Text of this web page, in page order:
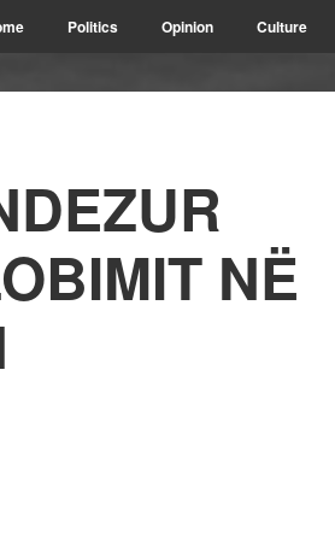
Politics Opinion Culture
NË